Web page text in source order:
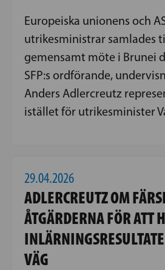
Europeiska unionens och
utrikesministrar samlades
gemensamt möte i Brunei
SFP:s ordförande,
Anders Adlercreutz
istället för utrikesminister
29.04.2026
ADLERCREUTZ OM
ÅTGÄRDERNA FÖR ATT
VÄG